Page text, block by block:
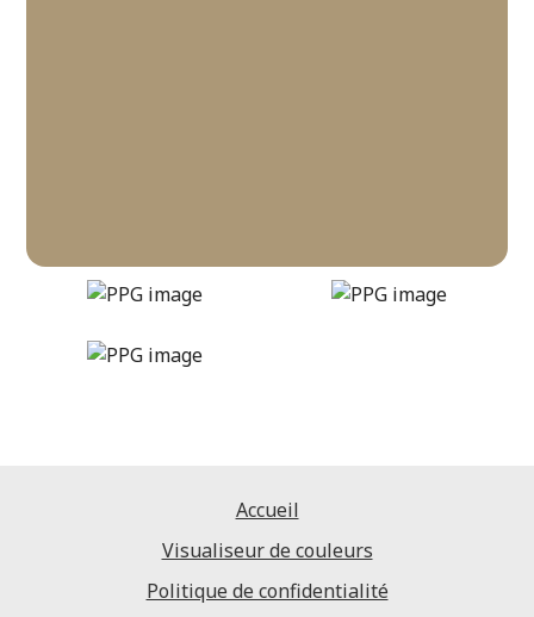
bear-hug
DLX1101-5
Accueil
Visualiseur de couleurs
Politique de confidentialité